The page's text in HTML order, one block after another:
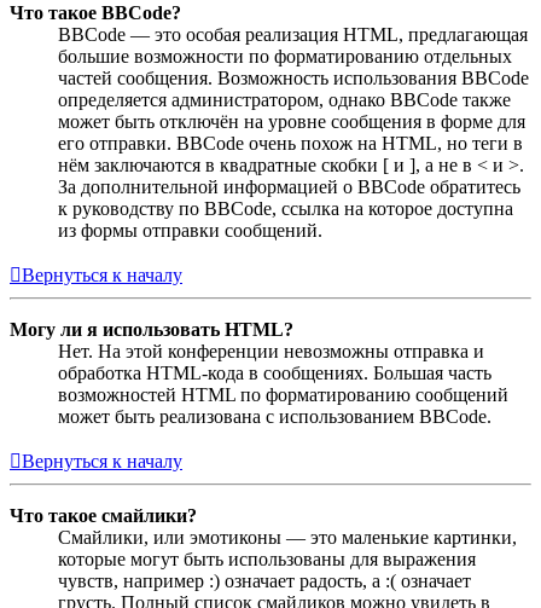
Что такое BBCode?
BBCode — это особая реализация HTML, предлагающая
большие возможности по форматированию отдельных
частей сообщения. Возможность использования BBCode
определяется администратором, однако BBCode также
может быть отключён на уровне сообщения в форме для
его отправки. BBCode очень похож на HTML, но теги в
нём заключаются в квадратные скобки [ и ], а не в < и >.
За дополнительной информацией о BBCode обратитесь
к руководству по BBCode, ссылка на которое доступна
из формы отправки сообщений.
Вернуться к началу
Могу ли я использовать HTML?
Нет. На этой конференции невозможны отправка и
обработка HTML-кода в сообщениях. Большая часть
возможностей HTML по форматированию сообщений
может быть реализована с использованием BBCode.
Вернуться к началу
Что такое смайлики?
Смайлики, или эмотиконы — это маленькие картинки,
которые могут быть использованы для выражения
чувств, например :) означает радость, а :( означает
грусть. Полный список смайликов можно увидеть в